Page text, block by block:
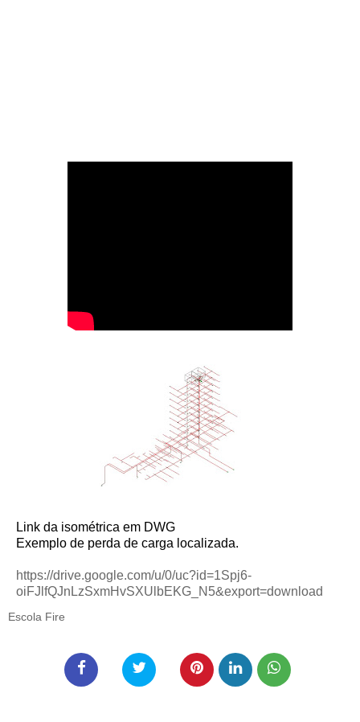
Link da isométrica em DWG
Exemplo de perda de carga localizada.
https://drive.google.com/u/0/uc?id=1Spj6-
oiFJlfQJnLzSxmHvSXUlbEKG_N5&export=download
Escola Fire